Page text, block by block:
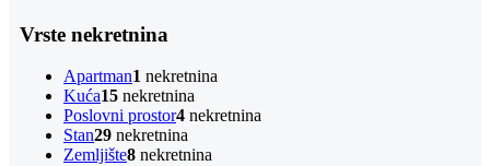
Vrste nekretnina
Apartman1 nekretnina
Kuća15 nekretnina
Poslovni prostor4 nekretnina
Stan29 nekretnina
Zemljište8 nekretnina